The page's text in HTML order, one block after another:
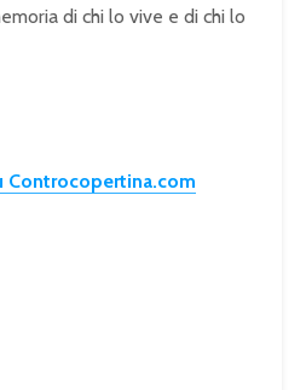
di chi lo vive e di chi lo
Controcopertina.com